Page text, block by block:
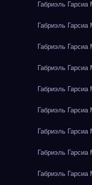
Габриэль
Габриэль
Габриэль
Габриэль
Габриэль
Габриэль
Габриэль
Габриэль
Габриэль